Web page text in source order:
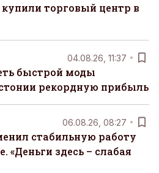
торговый центр в
04.08.26, 11:37
быстрой моды
рекордную прибыль
06.08.26, 08:27
стабильную работу
«Деньги здесь – слабая